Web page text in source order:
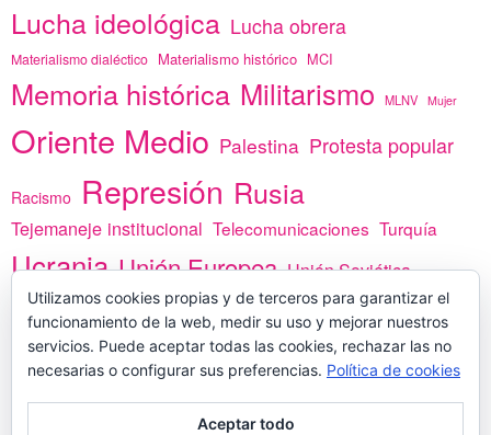
Lucha ideológica Lucha obrera
Materialismo dialéctico Materialismo histórico MCI
Memoria histórica Militarismo MLNV Mujer
Oriente Medio Palestina Protesta popular
Racismo Represión Rusia
Tejemaneje institucional Telecomunicaciones Turquía
Ucrania Unión Europea Unión Soviética
vacunas Yemen África
PREGÚNTANOS
Utilizamos cookies propias y de terceros para garantizar el
funcionamiento de la web, medir su uso y mejorar nuestros
servicios. Puede aceptar todas las cookies, rechazar las no
necesarias o configurar sus preferencias. Política de cookies
Aceptar todo